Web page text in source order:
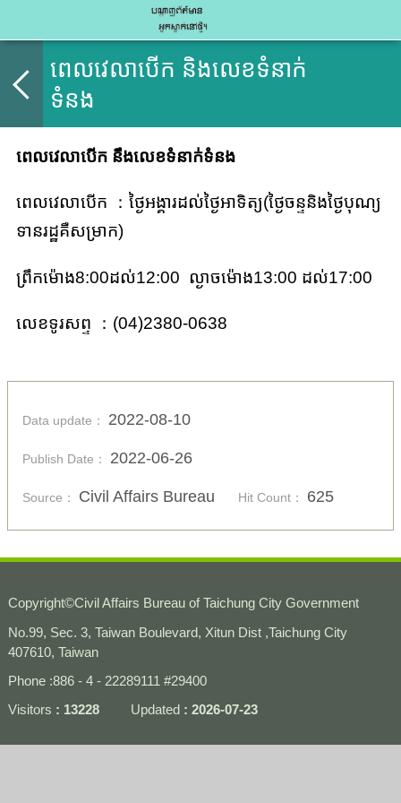
ពេលវេលាបើក និងលេខទំនាក់
ទំនង
ពេលវេលាបើក នឹងលេខទំនាក់ទំនង
ពេលវេលាបើក ：ថ្ងៃអង្គារដល់ថ្ងៃអាទិត្យ(ថ្ងៃចន្ទនិងថ្ងៃបុណ្យ
ទានរដ្ឋគឺសម្រាក)
ព្រឹកម៉ោង8:00ដល់12:00 ល្ងាចម៉ោង13:00 ដល់17:00
លេខទូរសព្ទ ：(04)2380-0638
Data update： 2022-08-10
Publish Date： 2022-06-26
Source： Civil Affairs Bureau Hit Count： 625
Copyright©Civil Affairs Bureau of Taichung City Government
No.99, Sec. 3, Taiwan Boulevard, Xitun Dist ,Taichung City
407610, Taiwan
Phone :886 - 4 - 22289111 #29400
Visitors
13228 Updated 2026-07-23